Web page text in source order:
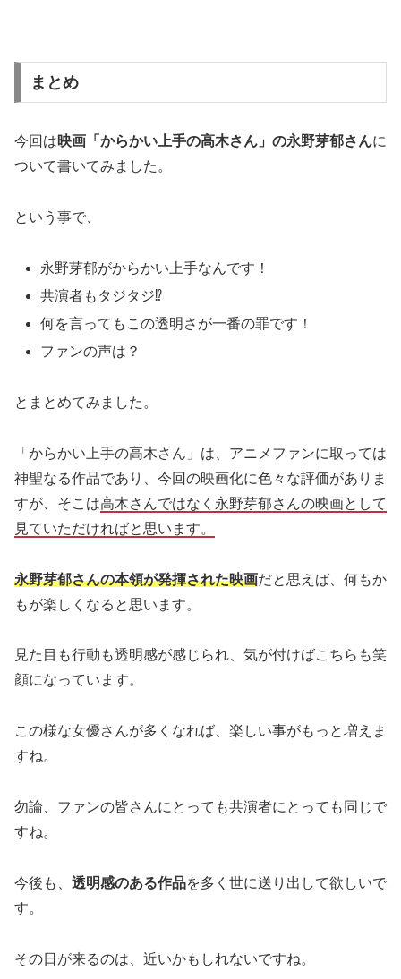
まとめ
今回は映画「からかい上手の高木さん」の永野芽郁さんに
ついて書いてみました。
という事で、
永野芽郁がからかい上手なんです！
共演者もタジタジ⁉
何を言ってもこの透明さが一番の罪です！
ファンの声は？
とまとめてみました。
「からかい上手の高木さん」は、アニメファンに取っては
神聖なる作品であり、今回の映画化に色々な評価がありま
すが、そこは高木さんではなく永野芽郁さんの映画として
見ていただければと思います。
永野芽郁さんの本領が発揮された映画だと思えば、何もか
もが楽しくなると思います。
見た目も行動も透明感が感じられ、気が付けばこちらも笑
顔になっています。
この様な女優さんが多くなれば、楽しい事がもっと増えま
すね。
勿論、ファンの皆さんにとっても共演者にとっても同じで
すね。
今後も、 透明感のある作品を多く世に送り出して欲しいで
す。
その日が来るのは、近いかもしれないですね。